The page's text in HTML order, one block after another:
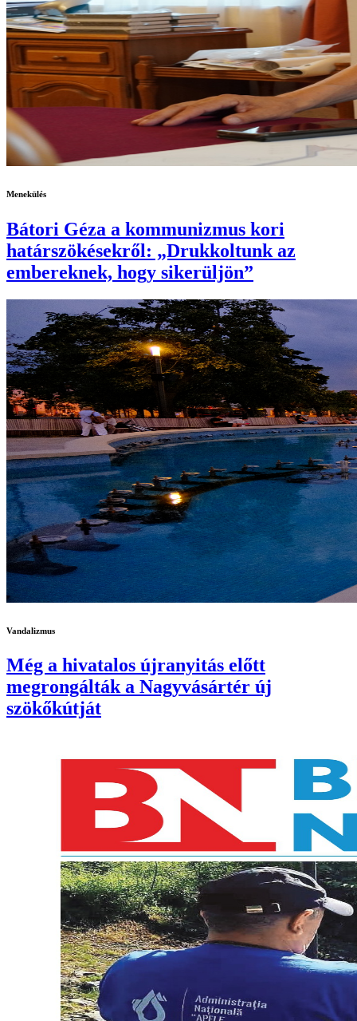
Menekülés
Bátori Géza a kommunizmus kori
határszökésekről: „Drukkoltunk az
embereknek, hogy sikerüljön”
Vandalizmus
Még a hivatalos újranyitás előtt
megrongálták a Nagyvásártér új
szökőkútját